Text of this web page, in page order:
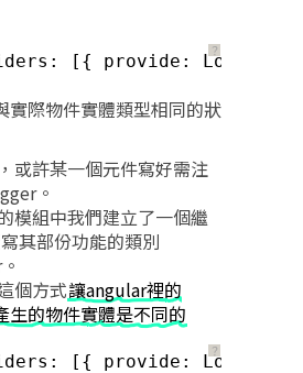
？
[{ provide: Logger,
實際物件實體類型相同的狀
或許某一個元件寫好需注
。
模組中我們建立了一個繼
其部份功能的類別
個方式讓angular裡的
的物件實體是不同的
？
[{ provide: Logger,